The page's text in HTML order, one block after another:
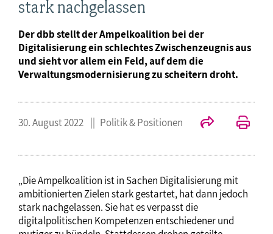
stark nachgelassen
Der dbb stellt der Ampelkoalition bei der
Digitalisierung ein schlechtes Zwischenzeugnis aus
und sieht vor allem ein Feld, auf dem die
Verwaltungsmodernisierung zu scheitern droht.
30. August 2022 Politik & Positionen
„Die Ampelkoalition ist in Sachen Digitalisierung mit
ambitionierten Zielen stark gestartet, hat dann jedoch
stark nachgelassen. Sie hat es verpasst die
digitalpolitischen Kompetenzen entschiedener und